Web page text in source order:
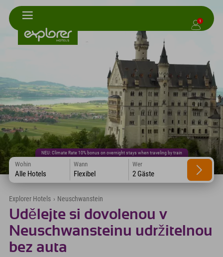
1
NEU: Climate Rate 10% bonus on overnight stays when traveling by train
Wohin
Alle Hotels
Wann
Flexibel
Wer
2 Gäste
Explorer Hotels › Neuschwanstein
Udělejte si dovolenou v
Neuschwansteinu udržitelnou
bez auta